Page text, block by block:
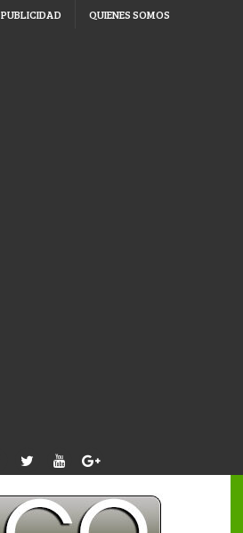
PUBLICIDAD QUIENES SOMOS